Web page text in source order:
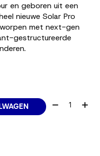
en geboren uit een
nieuwe Solar Pro
met next-gen
gestructureerde
Aantal: